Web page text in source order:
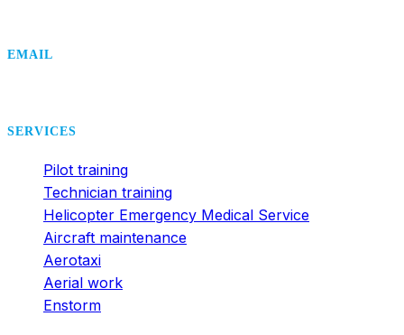
EMAIL
SERVICES
Pilot training
Technician training
Helicopter Emergency Medical Service
Aircraft maintenance
Aerotaxi
Aerial work
Enstorm